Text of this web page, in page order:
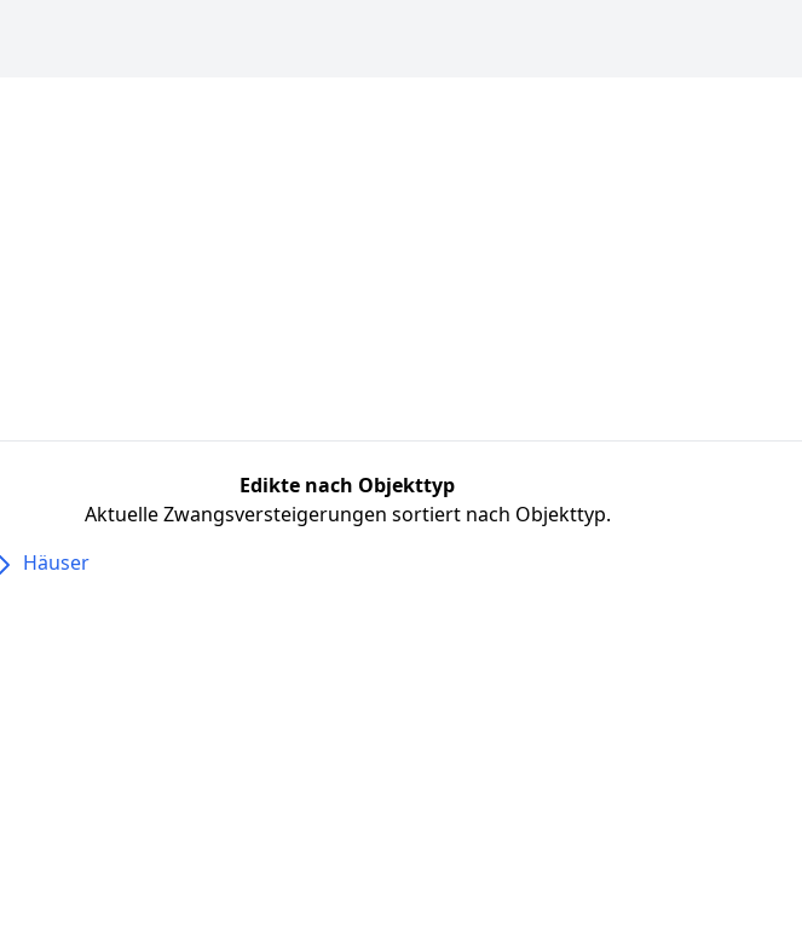
Edikte nach Objekttyp
Aktuelle Zwangsversteigerungen sortiert nach Objekttyp.
Häuser